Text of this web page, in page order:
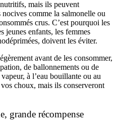
mais ils peuvent
comme la salmonelle ou
crus. C’est pourquoi les
jeunes enfants, les femmes
doivent les éviter.
avant de les consommer,
de ballonnements ou de
à l’eau bouillante ou au
choux, mais ils conserveront
grande récompense